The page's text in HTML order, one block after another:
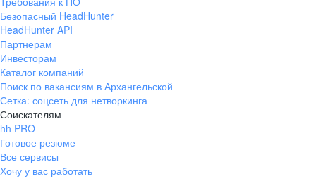
Безопасный HeadHunter
HeadHunter API
Партнерам
Инвесторам
Каталог компаний
Поиск по вакансиям в Архангельской
Сетка: соцсеть для нетворкинга
Соискателям
hh PRO
Готовое резюме
Все сервисы
Хочу у вас работать